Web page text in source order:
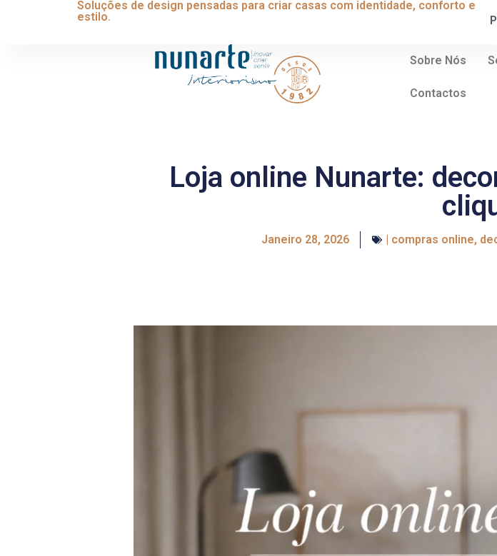
Soluções de design pensadas para criar casas com identidade, conforto e
estilo.
Sobre Nós
Contactos
Loja online Nunarte:
Janeiro 28, 2026 compras online,